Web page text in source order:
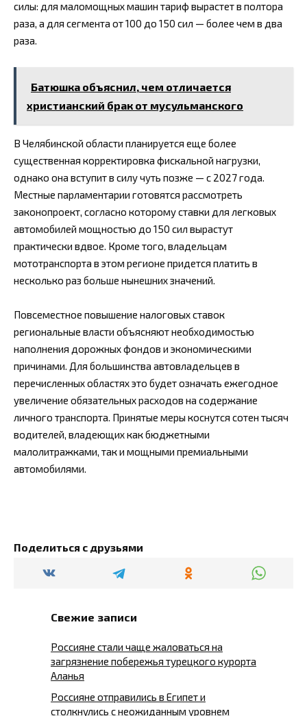
силы: для маломощных машин тариф вырастет в полтора
раза, а для сегмента от 100 до 150 сил — более чем в два
раза.
Батюшка объяснил, чем отличается
христианский брак от мусульманского
В Челябинской области планируется еще более
существенная корректировка фискальной нагрузки,
однако она вступит в силу чуть позже — с 2027 года.
Местные парламентарии готовятся рассмотреть
законопроект, согласно которому ставки для легковых
автомобилей мощностью до 150 сил вырастут
практически вдвое. Кроме того, владельцам
мототранспорта в этом регионе придется платить в
несколько раз больше нынешних значений.
Повсеместное повышение налоговых ставок
региональные власти объясняют необходимостью
наполнения дорожных фондов и экономическими
причинами. Для большинства автовладельцев в
перечисленных областях это будет означать ежегодное
увеличение обязательных расходов на содержание
личного транспорта. Принятые меры коснутся сотен тысяч
водителей, владеющих как бюджетными
малолитражками, так и мощными премиальными
автомобилями.
Поделиться с друзьями
Свежие записи
Россияне стали чаще жаловаться на
загрязнение побережья турецкого курорта
Аланья
Россияне отправились в Египет и
столкнулись с неожиданным уровнем